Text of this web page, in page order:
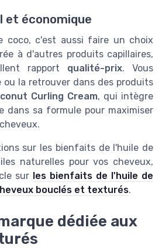
et économique
coco, c'est aussi faire un choix
à d'autres produits capillaires,
rapport qualité-prix. Vous
ou la retrouver dans des produits
Curling Cream, qui intègre
dans sa formule pour maximiser
sur les bienfaits de l'huile de
naturelles pour vos cheveux,
sur les bienfaits de l'huile de
bouclés et texturés.
dédiée aux